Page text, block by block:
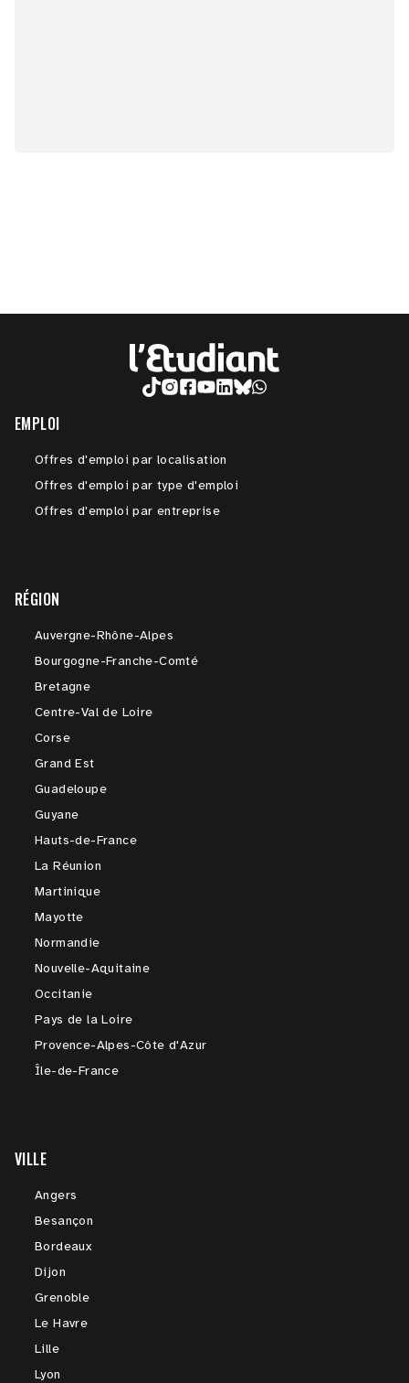
EMPLOI
Offres d'emploi par localisation
Offres d'emploi par type d'emploi
Offres d'emploi par entreprise
RÉGION
Auvergne-Rhône-Alpes
Bourgogne-Franche-Comté
Bretagne
Centre-Val de Loire
Corse
Grand Est
Guadeloupe
Guyane
Hauts-de-France
La Réunion
Martinique
Mayotte
Normandie
Nouvelle-Aquitaine
Occitanie
Pays de la Loire
Provence-Alpes-Côte d'Azur
Île-de-France
VILLE
Angers
Besançon
Bordeaux
Dijon
Grenoble
Le Havre
Lille
Lyon